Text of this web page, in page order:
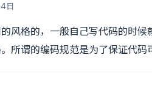
日
风格的，一般自己写代码的时
所谓的编码规范是为了保证代码